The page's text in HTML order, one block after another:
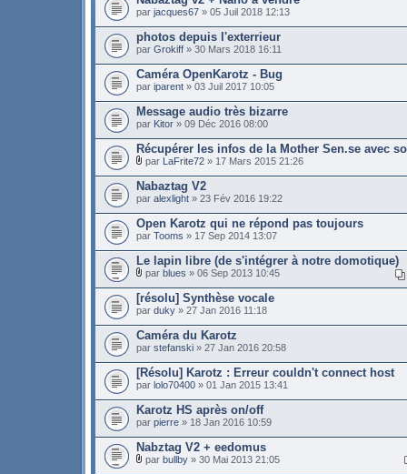
par jacques67 » 05 Juil 2018 12:13
photos depuis l'exterrieur
par Grokiff » 30 Mars 2018 16:11
Caméra OpenKarotz - Bug
par iparent » 03 Juil 2017 10:05
Message audio très bizarre
par Kitor » 09 Déc 2016 08:00
Récupérer les infos de la Mother Sen.se avec
par LaFrite72 » 17 Mars 2015 21:26
Nabaztag V2
par alexlight » 23 Fév 2016 19:22
Open Karotz qui ne répond pas toujours
par Tooms » 17 Sep 2014 13:07
Le lapin libre (de s'intégrer à notre domotique)
par blues » 06 Sep 2013 10:45
[résolu] Synthèse vocale
par duky » 27 Jan 2016 11:18
Caméra du Karotz
par stefanski » 27 Jan 2016 20:58
[Résolu] Karotz : Erreur couldn't connect host
par lolo70400 » 01 Jan 2015 13:41
Karotz HS après on/off
par pierre » 18 Jan 2016 10:59
Nabztag V2 + eedomus
par bullby » 30 Mai 2013 21:05